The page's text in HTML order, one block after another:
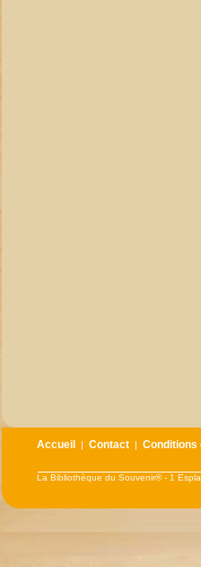
Accueil |Contact |Conditions
La Bibliothèque du Souvenir® - 1